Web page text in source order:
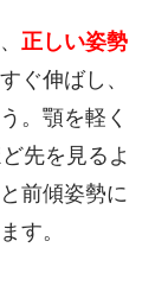
正しい姿勢
ぐ伸ばし、
。顎を軽く
先を見るよ
前傾姿勢に
す。